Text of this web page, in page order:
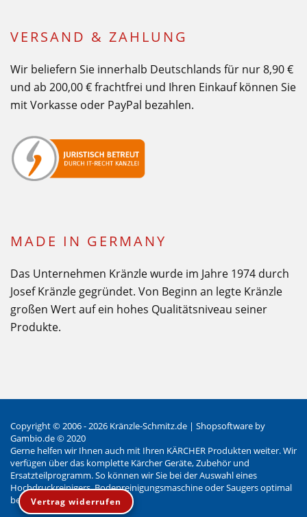
VERSAND & ZAHLUNG
Wir beliefern Sie innerhalb Deutschlands für nur 8,90 €
und ab 200,00 € frachtfrei und Ihren Einkauf können Sie
mit Vorkasse oder PayPal bezahlen.
MADE IN GERMANY
Das Unternehmen Kränzle wurde im Jahre 1974 durch
Josef Kränzle gegründet. Von Beginn an legte Kränzle
großen Wert auf ein hohes Qualitätsniveau seiner
Produkte.
Vertrag widerrufen
Copyright © 2006 - 2026 Kränzle-Schmitz.de | Shopsoftware by
Gambio.de © 2020
Gerne helfen wir Ihnen auch mit Ihren KÄRCHER Produkten weiter. Wir
verfügen über das komplette Kärcher Geräte, Zubehör und
Ersatzteilprogramm. So können wir Sie bei der Auswahl eines
Hochdruckreinigers, Bodenreinigungsmaschine oder Saugers optimal
beraten.